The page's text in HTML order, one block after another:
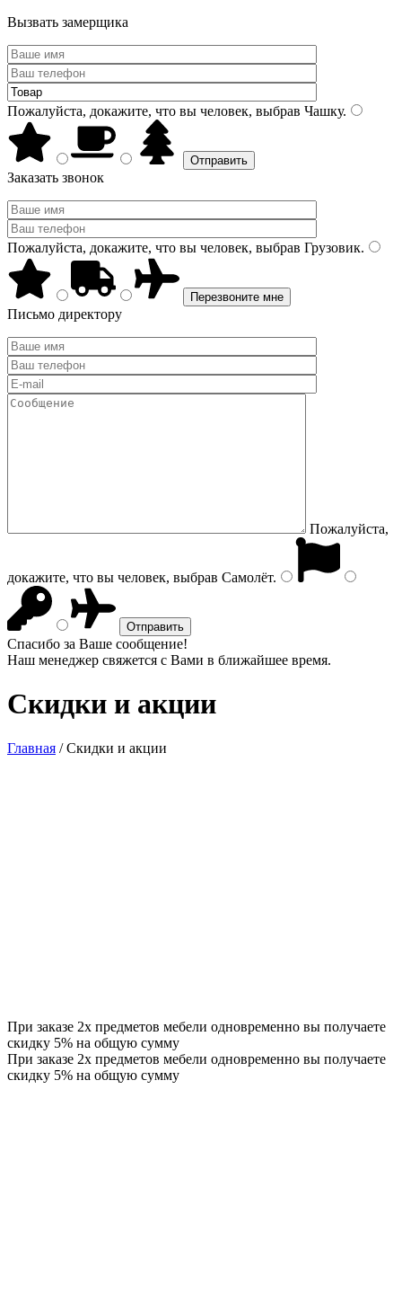
Вызвать замерщика
Пожалуйста, докажите, что вы человек, выбрав Чашку.
Заказать звонок
Пожалуйста, докажите, что вы человек, выбрав Грузовик.
Письмо директору
Пожалуйста,
докажите, что вы человек, выбрав Самолёт.
Спасибо за Ваше сообщение!
Наш менеджер свяжется с Вами в ближайшее время.
Скидки и акции
Главная /Скидки и акции
При заказе 2х предметов мебели одновременно вы получаете
скидку 5% на общую сумму
При заказе 2х предметов мебели одновременно вы получаете
скидку 5% на общую сумму